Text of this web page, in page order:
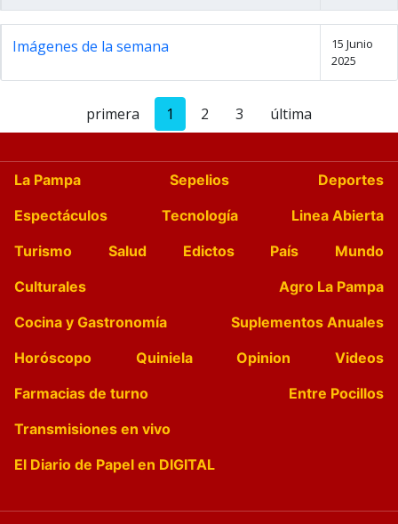
Imágenes de la semana
15 Junio
2025
primera 1 2 3 última
La Pampa Sepelios
Deportes
Espectáculos
Tecnología
Linea Abierta
Turismo
Salud Edictos País
Mundo
Culturales
Agro La Pampa
Cocina y Gastronomía
Suplementos Anuales
Horóscopo
Quiniela Opinion
Videos
Farmacias de turno
Entre Pocillos
Transmisiones en vivo
El Diario de Papel en DIGITAL